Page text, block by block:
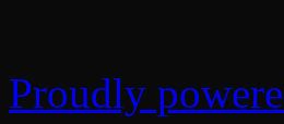
Proudly